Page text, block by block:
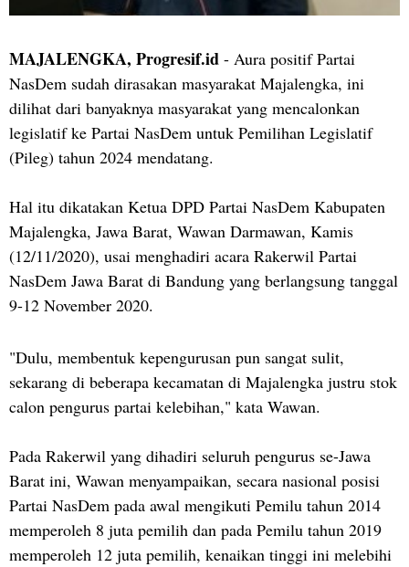
MAJALENGKA, Progresif.id - Aura positif Partai
NasDem sudah dirasakan masyarakat Majalengka, ini
dilihat dari banyaknya masyarakat yang mencalonkan
legislatif ke Partai NasDem untuk Pemilihan Legislatif
(Pileg) tahun 2024 mendatang.
Hal itu dikatakan Ketua DPD Partai NasDem Kabupaten
Majalengka, Jawa Barat, Wawan Darmawan, Kamis
(12/11/2020), usai menghadiri acara Rakerwil Partai
NasDem Jawa Barat di Bandung yang berlangsung tanggal
9-12 November 2020.
"Dulu, membentuk kepengurusan pun sangat sulit,
sekarang di beberapa kecamatan di Majalengka justru stok
calon pengurus partai kelebihan," kata Wawan.
Pada Rakerwil yang dihadiri seluruh pengurus se-Jawa
Barat ini, Wawan menyampaikan, secara nasional posisi
Partai NasDem pada awal mengikuti Pemilu tahun 2014
memperoleh 8 juta pemilih dan pada Pemilu tahun 2019
memperoleh 12 juta pemilih, kenaikan tinggi ini melebihi